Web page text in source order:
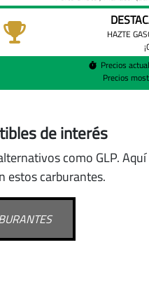
HAZTE
Precios
Precios
de interés
como GLP.
estos carburantes.